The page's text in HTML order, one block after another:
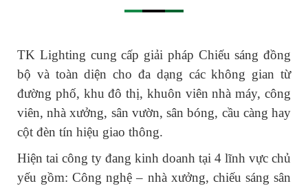
TK Lighting cung cấp giải pháp Chiếu sáng đồng
bộ và toàn diện cho đa dạng các không gian từ
đường phố, khu đô thị, khuôn viên nhà máy, công
viên, nhà xưởng, sân vườn, sân bóng, cầu càng hay
cột đèn tín hiệu giao thông.
Hiện tai công ty đang kinh doanh tại 4 lĩnh vực chủ
yếu gồm: Công nghệ – nhà xưởng, chiếu sáng sân